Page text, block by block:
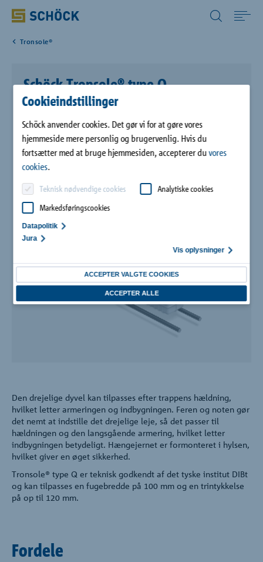
Cookieindstillinger
Schöck anvender cookies. Det gør vi for at gøre vores
hjemmeside mere personlig og brugervenlig. Hvis du
fortsætter med at bruge hjemmesiden, accepterer duvores
cookies.
Teknisk nødvendige cookies
Analytiske cookies
Markedsføringscookies
Datapolitik
Jura
Vis oplysninger
ACCEPTER VALGTE COOKIES
ACCEPTER ALLE
Anvendelse
Produkter
Digitale løsninger
Downloads
Referencer
Denmark (DK) Dansk
Tronsole®
Schöck Tronsole® type Q
Schöck Tronsole® er et lyddæmpningselement til
forebyggelse af generende trinlyd i etageejendomme. Schöck
Tronsole® type Q sikrer lyddæmpning mellem en
vindeltrappe og trappehusets væg. Dimensionerne gør den
kompakte Tronsole® type Q nem at indbygge i trappen.
Den drejelige dyvel kan tilpasses efter trappens hældning,
hvilket letter armeringen og indbygningen. Feren og noten gør
det nemt at indstille det drejelige leje, så det passer til
hældningen og den langsgående armering, hvilket letter
indbygningen betydeligt. Hængejernet er formonteret i hylsen,
hvilket giver en øget sikkerhed.
Tronsole® type Q er teknisk godkendt af det tyske institut DIBt
og kan tilpasses en fugebredde på 100 mm og en trintykkelse
på op til 120 mm.
Fordele